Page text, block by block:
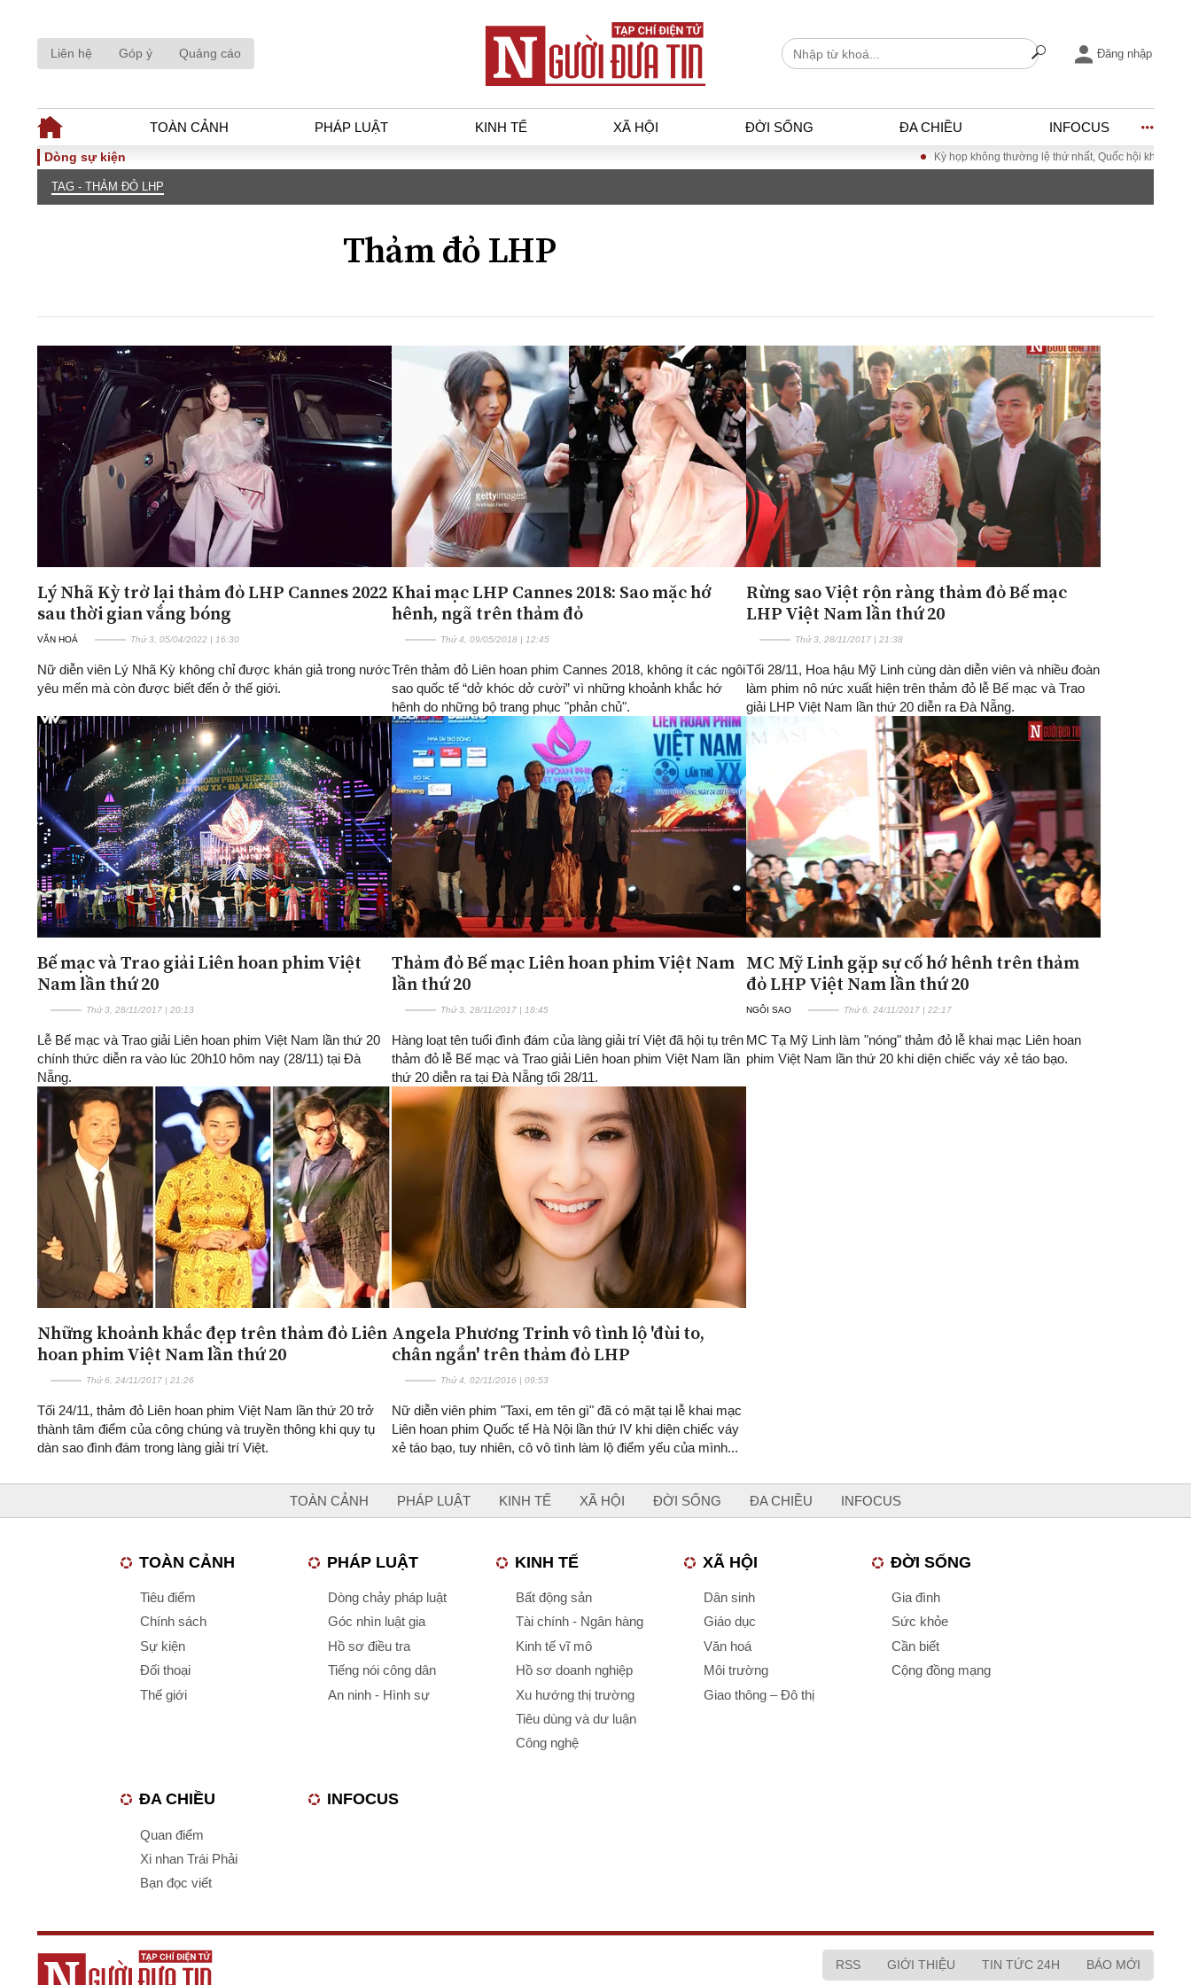
Liên hệ Góp ý Quảng cáo Đăng nhập
TOÀN CẢNH PHÁP LUẬT KINH TẾ XÃ HỘI ĐỜI SỐNG ĐA CHIỀU INFOCUS
TOÀN CẢNH
Thế giới
Góc nhìn luật gia
An ninh - Hình sự
Tài chính - Ngân hàng
Xu hướng thị trường
Tiêu dùng và dư luận
Công nghệ
Giao thông – Đô thị
ĐA CHIỀU
Quan điểm
Xi nhan Trái Phải
Bạn đọc viết
INFOCUS
Đăng ký tin tức mới
Dòng sự kiện Kỳ họp không thường lệ thứ nhất, Quốc hội khóa XVI
TAG - THẢM ĐỎ LHP
Thảm đỏ LHP
Lý Nhã Kỳ trở lại thảm đỏ LHP Cannes 2022
sau thời gian vắng bóng
VĂN HOÁ Thứ 3, 05/04/2022 | 16:30
Nữ diễn viên Lý Nhã Kỳ không chỉ được khán giả trong nước
yêu mến mà còn được biết đến ở thế giới.
Khai mạc LHP Cannes 2018: Sao mặc hớ
hênh, ngã trên thảm đỏ
Thứ 4, 09/05/2018 | 12:45
Trên thảm đỏ Liên hoan phim Cannes 2018, không ít các ngôi
sao quốc tế “dở khóc dở cười” vì những khoảnh khắc hớ
hênh do những bộ trang phục "phản chủ".
Rừng sao Việt rộn ràng thảm đỏ Bế mạc
LHP Việt Nam lần thứ 20
Thứ 3, 28/11/2017 | 21:38
Tối 28/11, Hoa hậu Mỹ Linh cùng dàn diễn viên và nhiều đoàn
làm phim nô nức xuất hiện trên thảm đỏ lễ Bế mạc và Trao
giải LHP Việt Nam lần thứ 20 diễn ra Đà Nẵng.
Bế mạc và Trao giải Liên hoan phim Việt
Nam lần thứ 20
Thứ 3, 28/11/2017 | 20:13
Lễ Bế mạc và Trao giải Liên hoan phim Việt Nam lần thứ 20
chính thức diễn ra vào lúc 20h10 hôm nay (28/11) tại Đà
Nẵng.
Thảm đỏ Bế mạc Liên hoan phim Việt Nam
lần thứ 20
Thứ 3, 28/11/2017 | 18:45
Hàng loạt tên tuổi đình đám của làng giải trí Việt đã hội tụ trên
thảm đỏ lễ Bế mạc và Trao giải Liên hoan phim Việt Nam lần
thứ 20 diễn ra tại Đà Nẵng tối 28/11.
MC Mỹ Linh gặp sự cố hớ hênh trên thảm
đỏ LHP Việt Nam lần thứ 20
NGÔI SAO Thứ 6, 24/11/2017 | 22:17
MC Tạ Mỹ Linh làm "nóng" thảm đỏ lễ khai mạc Liên hoan
phim Việt Nam lần thứ 20 khi diện chiếc váy xẻ táo bạo.
Những khoảnh khắc đẹp trên thảm đỏ Liên
hoan phim Việt Nam lần thứ 20
Thứ 6, 24/11/2017 | 21:26
Tối 24/11, thảm đỏ Liên hoan phim Việt Nam lần thứ 20 trở
thành tâm điểm của công chúng và truyền thông khi quy tụ
dàn sao đình đám trong làng giải trí Việt.
Angela Phương Trinh vô tình lộ 'đùi to,
chân ngắn' trên thảm đỏ LHP
Thứ 4, 02/11/2016 | 09:53
Nữ diễn viên phim "Taxi, em tên gì" đã có mặt tại lễ khai mạc
Liên hoan phim Quốc tế Hà Nội lần thứ IV khi diện chiếc váy
xẻ táo bạo, tuy nhiên, cô vô tình làm lộ điểm yếu của mình...
TOÀN CẢNH PHÁP LUẬT KINH TẾ XÃ HỘI ĐỜI SỐNG ĐA CHIỀU INFOCUS
TOÀN CẢNH
Tiêu điểm
Chính sách
Sự kiện
Đối thoại
Thế giới
PHÁP LUẬT
Dòng chảy pháp luật
Góc nhìn luật gia
Hồ sơ điều tra
Tiếng nói công dân
An ninh - Hình sự
KINH TẾ
Bất động sản
Tài chính - Ngân hàng
Kinh tế vĩ mô
Hồ sơ doanh nghiệp
Xu hướng thị trường
Tiêu dùng và dư luận
Công nghệ
XÃ HỘI
Dân sinh
Giáo dục
Văn hoá
Môi trường
Giao thông – Đô thị
ĐỜI SỐNG
Gia đình
Sức khỏe
Cần biết
Cộng đồng mạng
ĐA CHIỀU
Quan điểm
Xi nhan Trái Phải
Bạn đọc viết
INFOCUS
RSS GIỚI THIỆU TIN TỨC 24H BÁO MỚI